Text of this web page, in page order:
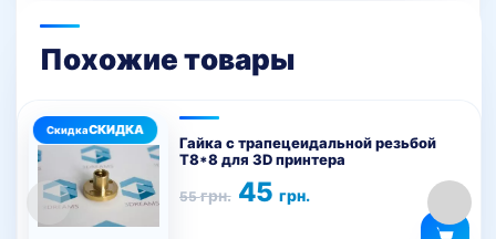
Похожие товары
Гайка с трапецеидальной резьбой
Т8*8 для 3D принтера
55грн.
Первоначальная
цена
45грн.
Текущая
цена: